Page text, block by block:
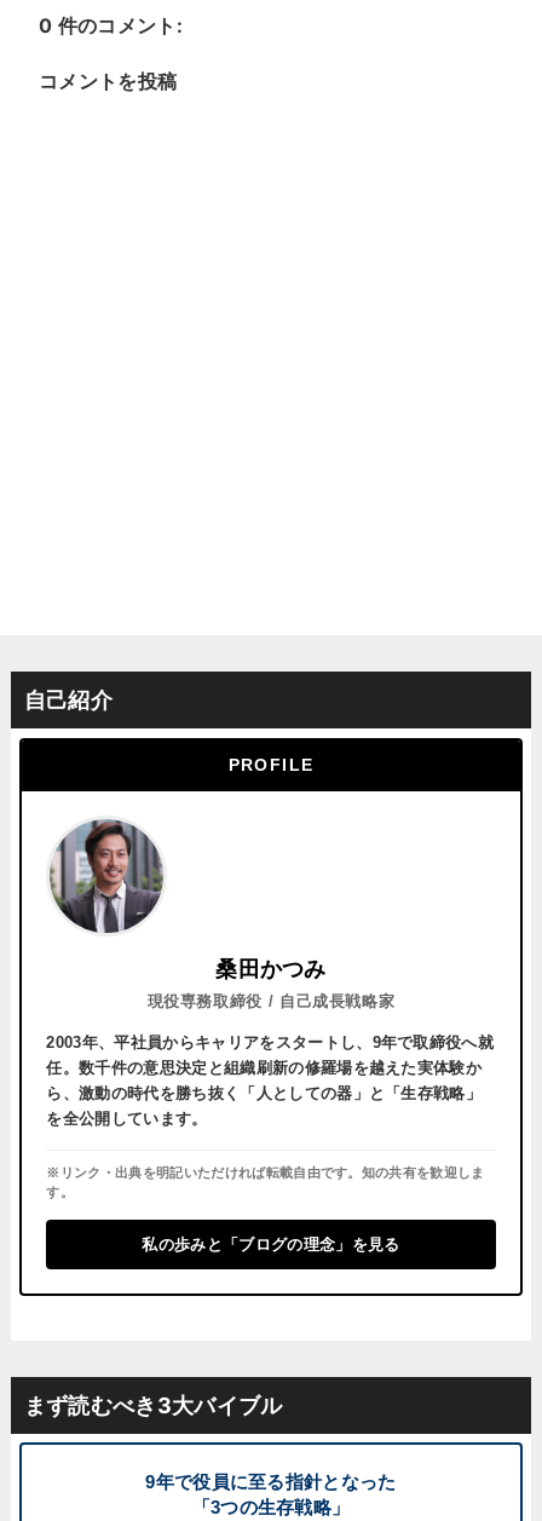
0 件のコメント:
コメントを投稿
自己紹介
PROFILE
桑田かつみ
現役専務取締役 / 自己成長戦略家
2003年、平社員からキャリアをスタートし、 9年で取締役へ就
任。数千件の意思決定と組織刷新の修羅場を越えた実体験か
ら、激動の時代を勝ち抜く「人としての器」と「生存戦略」
を全公開しています。
※リンク・出典を明記いただければ転載自由です。知の共有を歓迎しま
す。
私の歩みと「ブログの理念」を見る
まず読むべき3大バイブル
9年で役員に至る指針となった
「3つの生存戦略」